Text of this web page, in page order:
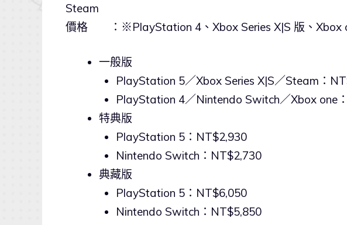
Steam
價格 ：※PlayStation 4、Xbox Series X|S 版、Xbox
一般版
PlayStation 5／Xbox Series X|S／Steam：
PlayStation 4／Nintendo Switch／Xbox one
特典版
PlayStation 5：NT$2,930
Nintendo Switch：NT$2,730
典藏版
PlayStation 5：NT$6,050
Nintendo Switch：NT$5,850